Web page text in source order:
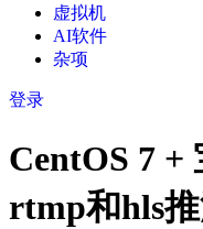
虚拟机
AI软件
杂项
登录
CentOS 7 +
rtmp和hls